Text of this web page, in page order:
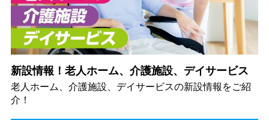
新設情報！老人ホーム、介護施設、デイサービス
老人ホーム、介護施設、デイサービスの新設情報をご紹
介！